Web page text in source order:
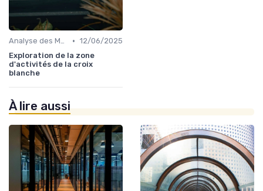
Analyse des Marchés Locaux et Globaux • 12/06/2025
Exploration de la zone
d'activités de la croix
blanche
À lire aussi